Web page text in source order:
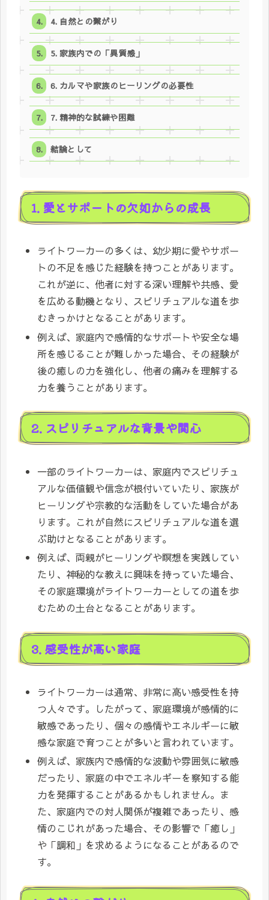
4. 自然との繋がり
5. 家族内での「異質感」
6. カルマや家族のヒーリングの必要性
7. 精神的な試練や困難
結論として
1. 愛とサポートの欠如からの成長
ライトワーカーの多くは、幼少期に愛やサポー
トの不足を感じた経験を持つことがあります。
これが逆に、他者に対する深い理解や共感、愛
を広める動機となり、スピリチュアルな道を歩
むきっかけとなることがあります。
例えば、家庭内で感情的なサポートや安全な場
所を感じることが難しかった場合、その経験が
後の癒しの力を強化し、他者の痛みを理解する
力を養うことがあります。
2. スピリチュアルな背景や関心
一部のライトワーカーは、家庭内でスピリチュ
アルな価値観や信念が根付いていたり、家族が
ヒーリングや宗教的な活動をしていた場合があ
ります。これが自然にスピリチュアルな道を選
ぶ助けとなることがあります。
例えば、両親がヒーリングや瞑想を実践してい
たり、神秘的な教えに興味を持っていた場合、
その家庭環境がライトワーカーとしての道を歩
むための土台となることがあります。
3. 感受性が高い家庭
ライトワーカーは通常、非常に高い感受性を持
つ人々です。したがって、家庭環境が感情的に
敏感であったり、個々の感情やエネルギーに敏
感な家庭で育つことが多いと言われています。
例えば、家族内で感情的な波動や雰囲気に敏感
だったり、家庭の中でエネルギーを察知する能
力を発揮することがあるかもしれません。ま
た、家庭内での対人関係が複雑であったり、感
情のこじれがあった場合、その影響で「癒し」
や「調和」を求めるようになることがあるので
す。